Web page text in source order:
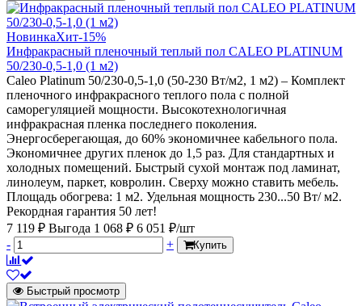
НовинкаХит-15%
Инфракрасный пленочный теплый пол CALEO PLATINUM
50/230-0,5-1,0 (1 м2)
Caleo Platinum 50/230-0,5-1,0 (50-230 Вт/м2, 1 м2) – Комплект
пленочного инфракрасного теплого пола с полной
саморегуляцией мощности. Высокотехнологичная
инфракрасная пленка последнего поколения.
Энергосберегающая, до 60% экономичнее кабельного пола.
Экономичнее других пленок до 1,5 раз. Для стандартных и
холодных помещений. Быстрый сухой монтаж под ламинат,
линолеум, паркет, ковролин. Сверху можно ставить мебель.
Площадь обогрева: 1 м2. Удельная мощность 230...50 Вт/ м2.
Рекордная гарантия 50 лет!
7 119 ₽ Выгода 1 068 ₽ 6 051 ₽/шт
-
+ Купить
Быстрый просмотр